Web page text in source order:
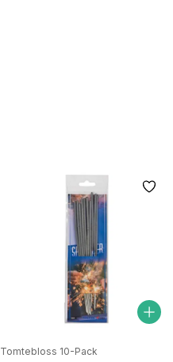
Tomtebloss 10-Pack